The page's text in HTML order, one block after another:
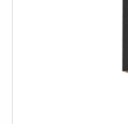
Coffret TSTAK •